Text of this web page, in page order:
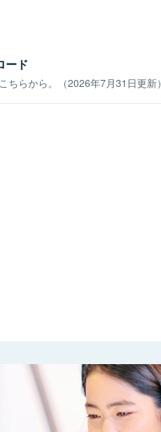
ード
ちらから。（2026年7月31日更新）